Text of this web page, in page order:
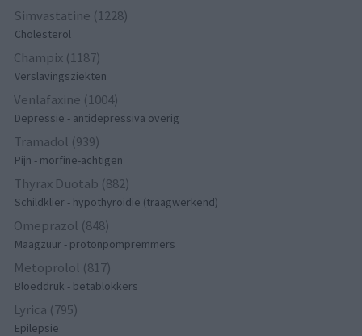
Simvastatine (1228)
Cholesterol
Champix (1187)
Verslavingsziekten
Venlafaxine (1004)
Depressie - antidepressiva overig
Tramadol (939)
Pijn - morfine-achtigen
Thyrax Duotab (882)
Schildklier - hypothyroidie (traagwerkend)
Omeprazol (848)
Maagzuur - protonpompremmers
Metoprolol (817)
Bloeddruk - betablokkers
Lyrica (795)
Epilepsie